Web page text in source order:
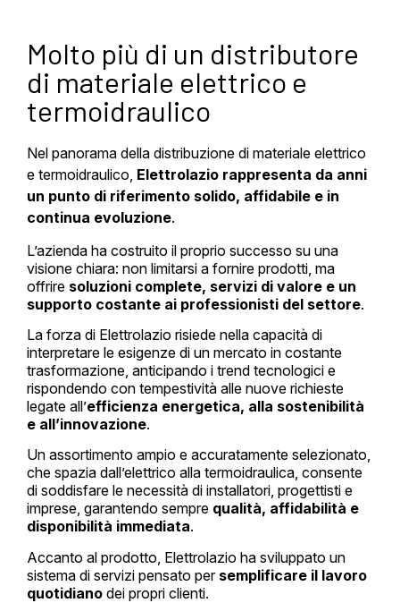
Molto più di un distributore
di materiale elettrico e
termoidraulico
Nel panorama della distribuzione di materiale elettrico
e termoidraulico, Elettrolazio rappresenta da anni
un punto di riferimento solido, affidabile e in
continua evoluzione.
L’azienda ha costruito il proprio successo su una
visione chiara: non limitarsi a fornire prodotti, ma
offrire soluzioni complete, servizi di valore e un
supporto costante ai professionisti del settore.
La forza di Elettrolazio risiede nella capacità di
interpretare le esigenze di un mercato in costante
trasformazione, anticipando i trend tecnologici e
rispondendo con tempestività alle nuove richieste
legate all’efficienza energetica, alla sostenibilità
e all’innovazione.
Un assortimento ampio e accuratamente selezionato,
che spazia dall’elettrico alla termoidraulica, consente
di soddisfare le necessità di installatori, progettisti e
imprese, garantendo sempre qualità, affidabilità e
disponibilità immediata.
Accanto al prodotto, Elettrolazio ha sviluppato un
sistema di servizi pensato per semplificare il lavoro
quotidiano dei propri clienti.